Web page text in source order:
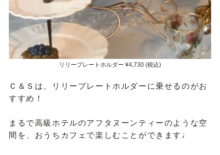
リリープレートホルダー ¥4,730 (税込)
Ｃ＆Ｓは、リリープレートホルダーに乗せるのがお
すすめ！
まるで高級ホテルのアフタヌーンティーのような空
間を、おうちカフェで楽しむことができます♩